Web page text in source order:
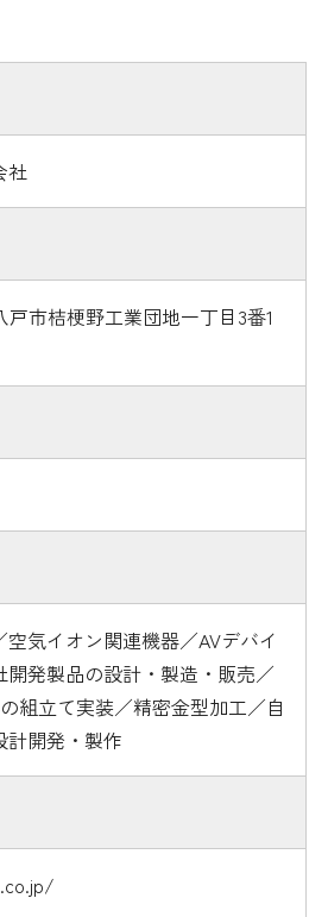
社
戸市桔梗野工業団地一丁目3番1
気イオン関連機器／AVデバイ
開発製品の設計・製造・販売／
組立て実装／精密金型加工／自
計開発・製作